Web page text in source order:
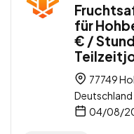
für
€ /
77749
Deutschland
04/08/